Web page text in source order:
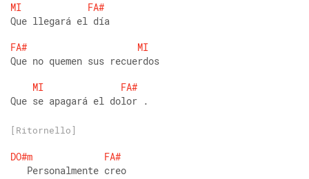
MI
FA#
Que llegará el día
FA#
MI
Que no quemen sus recuerdos
MI
FA#
Que se apagará el dolor .
[Ritornello]
DO#m
FA#
   Personalmente creo